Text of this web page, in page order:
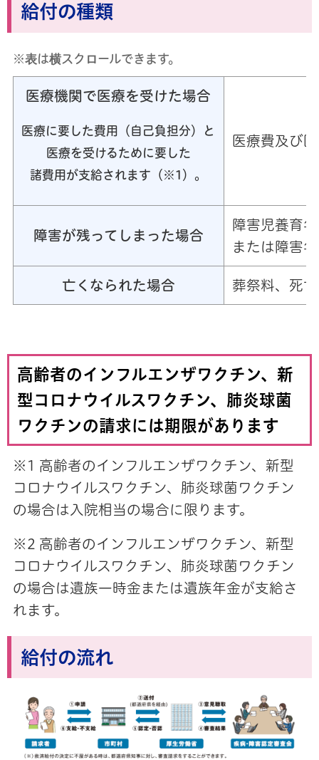
給付の種類
※表は横スクロールできます。
医療機関で医療を受けた場合
医療に要した費用（自己負担分）と
医療を受けるために要した
諸費用が支給されます（※1）。
医療費及び
障害が残ってしまった場合
障害児養育
または障害
亡くなられた場合 葬祭料、死
高齢者のインフルエンザワクチン、新
型コロナウイルスワクチン、肺炎球菌
ワクチンの請求には期限があります
※1 高齢者のインフルエンザワクチン、新型
コロナウイルスワクチン、肺炎球菌ワクチン
の場合は入院相当の場合に限ります。
※2 高齢者のインフルエンザワクチン、新型
コロナウイルスワクチン、肺炎球菌ワクチン
の場合は遺族一時金または遺族年金が支給さ
れます。
給付の流れ